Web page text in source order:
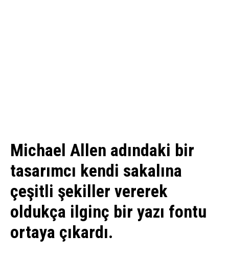
Michael Allen adındaki bir
tasarımcı kendi sakalına
çeşitli şekiller vererek
oldukça ilginç bir yazı fontu
ortaya çıkardı.